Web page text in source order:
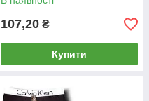
107,20 ₴
Купити